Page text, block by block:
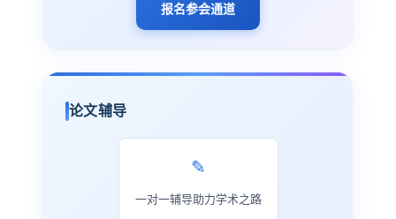
报名参会通道
论文辅导
✎
一对一辅导助力学术之路